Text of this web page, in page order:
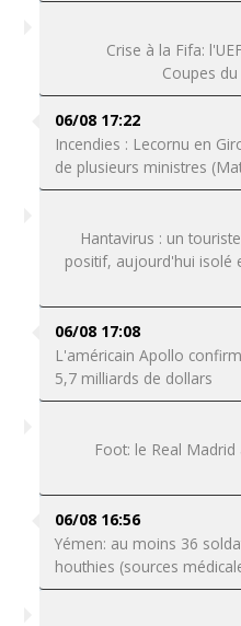
Crise à la Fifa:
Coupes
06/08 17:22
Incendies : Lecornu en
de plusieurs ministres
Hantavirus : un
positif, aujourd'hui isolé
06/08 17:08
L'américain Apollo
5,7 milliards de dollars
Foot: le Real
06/08 16:56
Yémen: au moins 36
houthies (sources